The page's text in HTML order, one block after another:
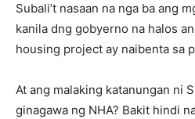
Subali’t nasaan na nga ba ang
kanila dng gobyerno na halos
housing project ay naibenta sa
At ang malaking katanungan ni
ginagawa ng NHA? Bakit hindi